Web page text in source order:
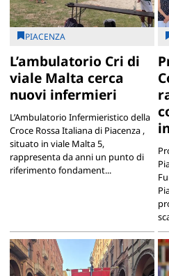
PIACENZA
L’ambulatorio Cri di
viale Malta cerca
nuovi infermieri
L’Ambulatorio Infermieristico della
Croce Rossa Italiana di Piacenza ,
situato in viale Malta 5,
rappresenta da anni un punto di
riferimento fondament...